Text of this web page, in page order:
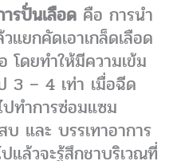
รปั่นเลือด คือ การนำ
ยกคัดเอาเกล็ดเลือด
โดยทำให้มีความเข้ม
3 – 4 เท่า เมื่อฉีด
ปทำการซ่อมแซม
บ และ บรรเทาอาการ
แล้วจะรู้สึกชาบริเวณที่